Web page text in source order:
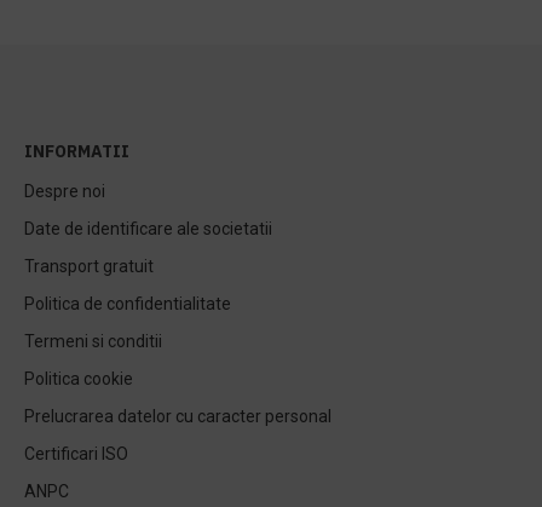
INFORMATII
Despre noi
Date de identificare ale societatii
Transport gratuit
Politica de confidentialitate
Termeni si conditii
Politica cookie
Prelucrarea datelor cu caracter personal
Certificari ISO
ANPC